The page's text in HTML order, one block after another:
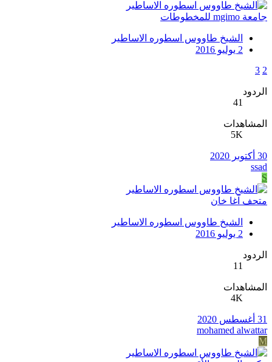
جامعة mgimo للمخطوطات
الشيخ طاووس اسطوره الاساطير
2 يوليو 2016
2
3
الردود
41
المشاهدات
5K
30 أكتوبر 2020
ssad
S
متحف آغا خان
الشيخ طاووس اسطوره الاساطير
2 يوليو 2016
الردود
11
المشاهدات
4K
31 أغسطس 2020
mohamed alwattar
M